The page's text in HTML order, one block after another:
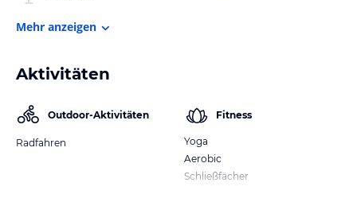
Mehr anzeigen
Aktivitäten
Outdoor-Aktivitäten
Radfahren
Fitness
Yoga
Aerobic
Schließfächer